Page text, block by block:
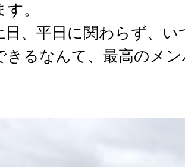
。
日、平日に関わらず、
きるなんて、最高のメ